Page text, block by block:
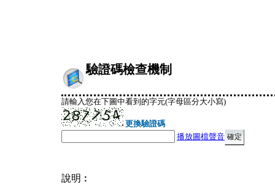
驗證碼檢查機制
請輸入您在下圖中看到的字元(字母區分大小寫)
更換驗證碼
播放圖檔聲音
說明︰